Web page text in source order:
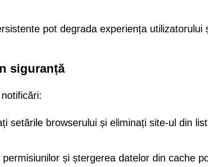
pot degrada experiența utilizatorului
siguranță
setările browserului și eliminați site-ul din
permisiunilor și ștergerea datelor din cache